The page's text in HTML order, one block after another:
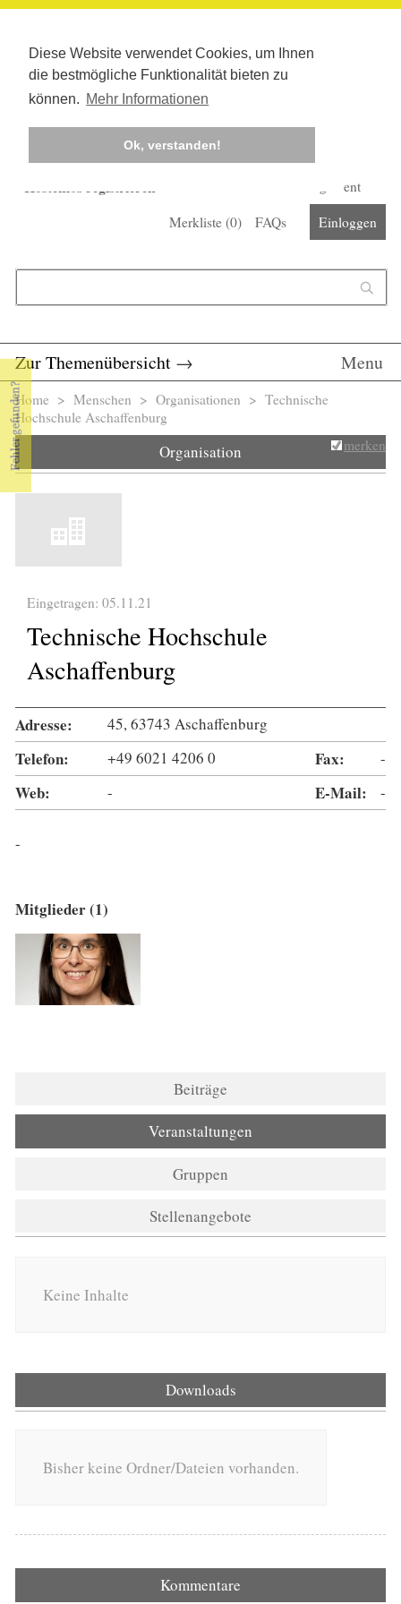
Diese Website verwendet Cookies, um Ihnen
die bestmögliche Funktionalität bieten zu
können. Mehr Informationen
Ok, verstanden!
Kostenlos registrieren
Corona-Management
Merkliste (0) FAQs Einloggen
Zur Themenübersicht → Menu
Sie sind hier
Home > Menschen > Organisationen > Technische
Hochschule Aschaffenburg
Organisation merken
Eingetragen: 05.11.21
Technische Hochschule
Aschaffenburg
Adresse: 45, 63743 Aschaffenburg
Telefon: +49 6021 4206 0 Fax: -
Web: - E-Mail: -
-
Mitglieder (1)
Beiträge
Veranstaltungen
Gruppen
Stellenangebote
Keine Inhalte
Downloads
Bisher keine Ordner/Dateien vorhanden.
Kommentare